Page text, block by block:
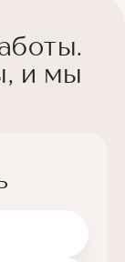
и мы